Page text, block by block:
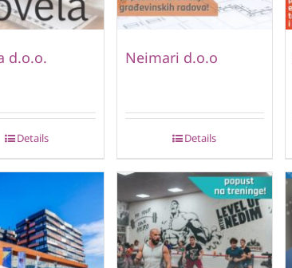
d.o.o.
Details
Neimari d.o.o
Details